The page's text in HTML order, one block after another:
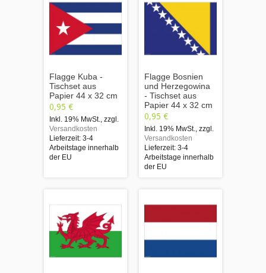
Flagge Kuba -
Tischset aus
Papier 44 x 32 cm
0,95 €
Inkl. 19% MwSt. zzgl.
Versandkosten
Lieferzeit: 3-4
Arbeitstage innerhalb
der EU
Flagge Bosnien
und Herzegowina
- Tischset aus
Papier 44 x 32 cm
0,95 €
Inkl. 19% MwSt. zzgl.
Versandkosten
Lieferzeit: 3-4
Arbeitstage innerhalb
der EU